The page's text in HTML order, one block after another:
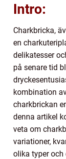
Intro:
Charkbricka,
en
delikatesser
på senare tid
kombination
charkbrickan
denna artikel
veta om
variationer,
olika typer och